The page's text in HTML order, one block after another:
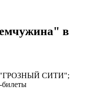
в
"ГРОЗНЫЙ СИТИ";
билеты